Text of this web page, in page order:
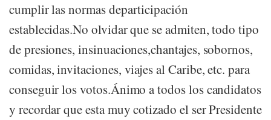
cumplir las normas departicipación
establecidas.No olvidar que se admiten, todo tipo
de presiones, insinuaciones,chantajes, sobornos,
comidas, invitaciones, viajes al Caribe, etc. para
conseguir los votos.Ánimo a todos los candidatos
y recordar que esta muy cotizado el ser Presidente